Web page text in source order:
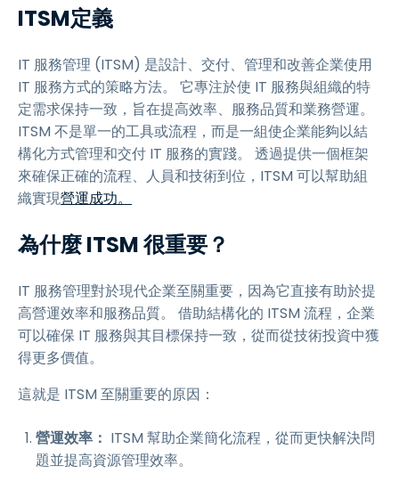
ITSM定義
IT 服務管理 (ITSM) 是設計、交付、管理和改善企業使用
IT 服務方式的策略方法。 它專注於使 IT 服務與組織的特
定需求保持一致，旨在提高效率、服務品質和業務營運。
ITSM 不是單一的工具或流程，而是一組使企業能夠以結
構化方式管理和交付 IT 服務的實踐。 透過提供一個框架
來確保正確的流程、人員和技術到位，ITSM 可以幫助組
織實現營運成功。
為什麼 ITSM 很重要？
IT 服務管理對於現代企業至關重要，因為它直接有助於提
高營運效率和服務品質。 借助結構化的 ITSM 流程，企業
可以確保 IT 服務與其目標保持一致，從而從技術投資中獲
得更多價值。
這就是 ITSM 至關重要的原因：
營運效率： ITSM 幫助企業簡化流程，從而更快解決問
題並提高資源管理效率。